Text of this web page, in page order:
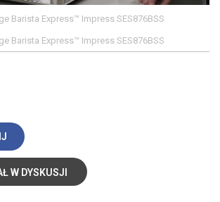
Barista Express™ Impress SES876BSS
Barista Express™ Impress SES876BSS
W DYSKUSJI